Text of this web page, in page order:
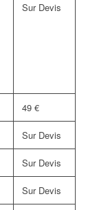
Sur Devis
49 €
Sur Devis
Sur Devis
Sur Devis